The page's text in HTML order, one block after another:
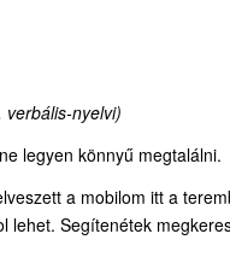
verbális-nyelvi)
legyen könnyű megtalálni.
a mobilom itt a
lehet. Segítenétek